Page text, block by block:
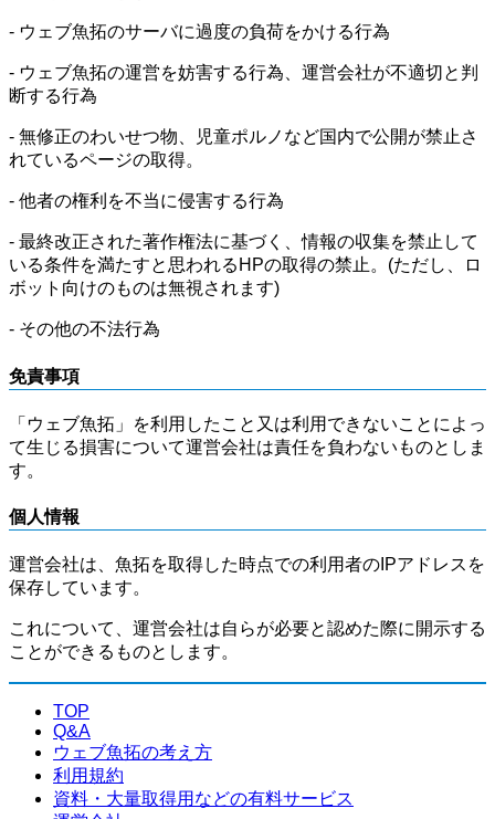
- ウェブ魚拓のサーバに過度の負荷をかける行為
- ウェブ魚拓の運営を妨害する行為、運営会社が不適切と判
断する行為
- 無修正のわいせつ物、児童ポルノなど国内で公開が禁止さ
れているページの取得。
- 他者の権利を不当に侵害する行為
- 最終改正された著作権法に基づく、情報の収集を禁止して
いる条件を満たすと思われるHPの取得の禁止。(ただし、ロ
ボット向けのものは無視されます)
- その他の不法行為
免責事項
「ウェブ魚拓」を利用したこと又は利用できないことによっ
て生じる損害について運営会社は責任を負わないものとしま
す。
個人情報
運営会社は、魚拓を取得した時点での利用者のIPアドレスを
保存しています。
これについて、運営会社は自らが必要と認めた際に開示する
ことができるものとします。
TOP
Q&A
ウェブ魚拓の考え方
利用規約
資料・大量取得用などの有料サービス